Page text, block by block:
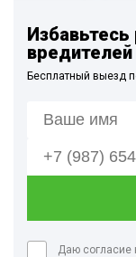
Избавьтесь
вредителей
Бесплатный выезд
Даю согласие